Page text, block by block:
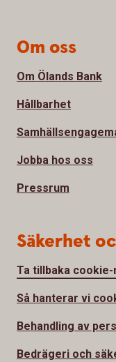
Om oss
Om Ölands Bank
Hållbarhet
Jobba hos oss
Pressrum
Säkerhet
Ta tillbaka cookie-
Så hanterar vi
Behandling av
Bedrägeri och